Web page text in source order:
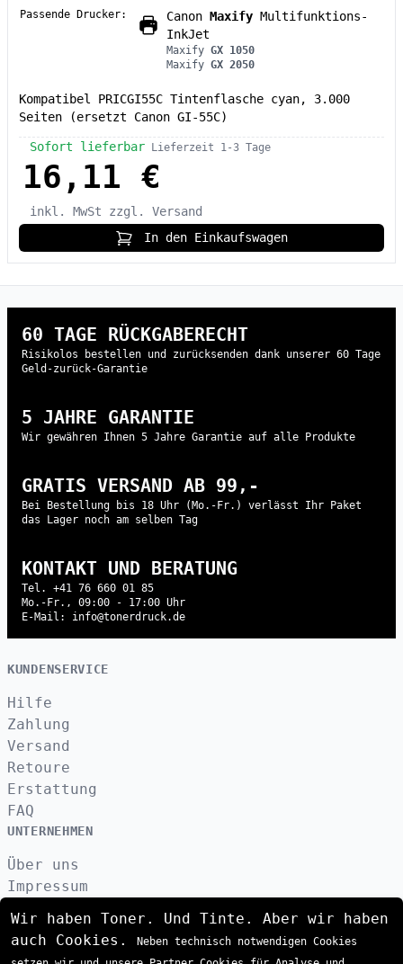
Passende Drucker:
Canon Maxify Multifunktions-
InkJet
Maxify GX 1050
Maxify GX 2050
Kompatibel PRICGI55C Tintenflasche cyan, 3.000
Seiten (ersetzt Canon GI-55C)
Sofort lieferbar Lieferzeit 1-3 Tage
16,11 €
inkl. MwSt
zzgl. Versand
In den Einkaufswagen
60 TAGE RÜCKGABERECHT
Risikolos bestellen und zurücksenden dank unserer 60 Tage
Geld-zurück-Garantie
5 JAHRE GARANTIE
Wir gewähren Ihnen 5 Jahre Garantie auf alle Produkte
GRATIS VERSAND AB 99,-
Bei Bestellung bis 18 Uhr (Mo.-Fr.) verlässt Ihr Paket
das Lager noch am selben Tag
KONTAKT UND BERATUNG
Tel. +41 76 660 01 85
Mo.-Fr., 09:00 - 17:00 Uhr
E-Mail: info@tonerdruck.de
KUNDENSERVICE
Hilfe
Zahlung
Versand
Retoure
Erstattung
FAQ
UNTERNEHMEN
Über uns
Impressum
Kontakt
AGB
Wir haben Toner. Und Tinte. Aber wir haben
auch Cookies.
Neben technisch notwendigen Cookies